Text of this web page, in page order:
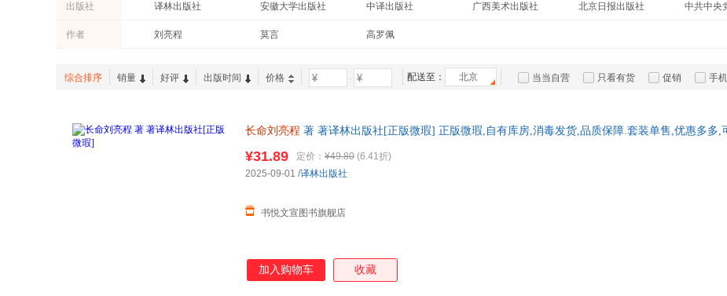
童装童鞋
鞋
手表饰品
出版社 译林出版社 安徽大学出版社 中译出版社 广西美术出版社 北京日报出版社
作者 刘亮程 莫言 高罗佩
综合排序 销量 好评 出版时间 价格 - 配送至： 北京 当当自营 只看有货 促销 手
长命刘亮程 著 著译林出版社[正版微瑕] 正版微瑕,自有库房,消毒发货,品质保障.套装单售,优惠多多,
¥31.89 定价： ¥49.80 (6.41折)
书悦文宣图书旗舰店
2025-09-01 /译林出版社
加入购物车 收藏